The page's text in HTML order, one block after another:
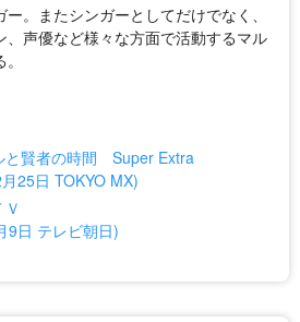
。またシンガーとしてだけでなく、
、声優など様々な方面で活動するマル
と賢者の時間 Super Extra
25日 TOKYO MX)
9日 テレビ朝日)